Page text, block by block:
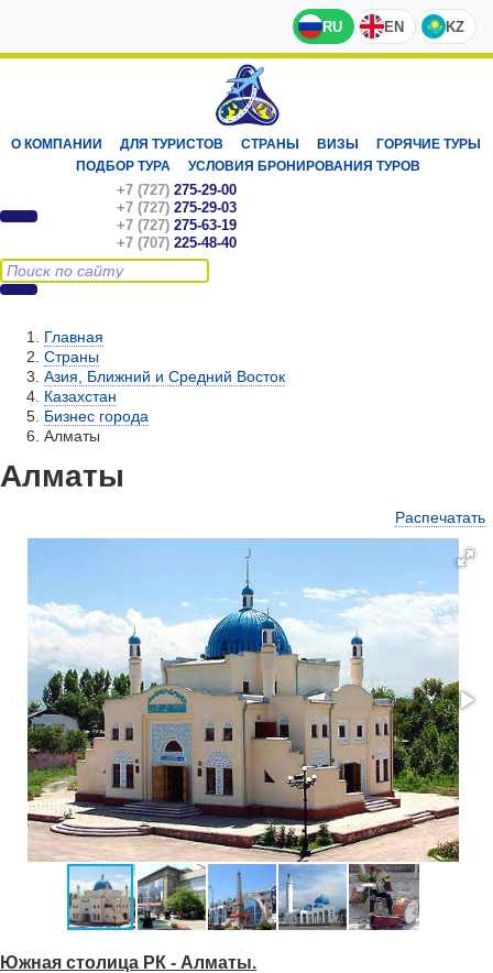
RU EN KZ
О КОМПАНИИ ДЛЯ ТУРИСТОВ СТРАНЫ ВИЗЫ
ГОРЯЧИЕ ТУРЫ
ПОДБОР ТУРА
УСЛОВИЯ БРОНИРОВАНИЯ ТУРОВ
+7 (727) 275-29-00
+7 (727) 275-29-03
+7 (727) 275-63-19
+7 (707) 225-48-40
Главная
Страны
Азия, Ближний и Средний Восток
Казахстан
Бизнес города
Алматы
Алматы
Распечатать
Южная столица РК - Алматы.